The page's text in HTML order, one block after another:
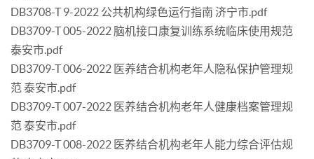
DB3708-T 9-2022 公共机构绿色运行指南 济宁市.pdf
DB3709-T 005-2022 脑机接口康复训练系统临床使用规范
泰安市.pdf
DB3709-T 006-2022 医养结合机构老年人隐私保护管理规
范 泰安市.pdf
DB3709-T 007-2022 医养结合机构老年人健康档案管理规
范 泰安市.pdf
DB3709-T 008-2022 医养结合机构老年人能力综合评估规